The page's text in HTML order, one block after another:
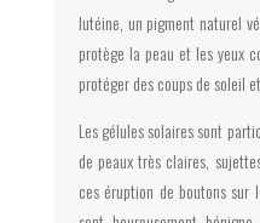
lutéine, un pigment naturel
protège la peau et les yeux
protéger des coups de soleil
Les gélules solaires sont
de peaux très claires,
ces éruption de boutons